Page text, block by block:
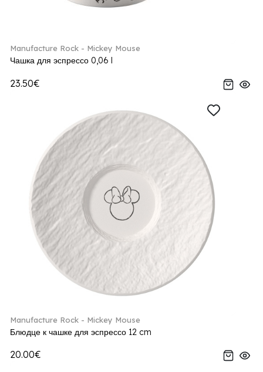
Manufacture Rock - Mickey Mouse
Чашка для эспрессо 0,06 l
23.50€
Manufacture Rock - Mickey Mouse
Блюдце к чашке для эспрессо 12 cm
20.00€